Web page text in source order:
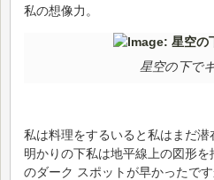
私の想像力。
星空の下で
私は料理をするいると私はまだ
明かりの下私は地平線上の図形
のダーク スポットが早かったで